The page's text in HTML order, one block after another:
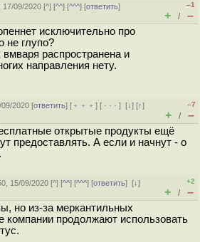
17/09/2020 [^] [^^] [^^^] [ответить]
–1
+ / –
исключительно про
не глупо?
вмваря распространена и
направления нету.
2020 [ответить] [ ﹢﹢﹢] [ · · ·][↓] [↑]
–7
+ / –
открытые продукты ещё
предоставлять. А если и начнут - о
15/09/2020 [^] [^^] [^^^] [ответить][↓]
+2
+ / –
но из-за меркантильных
компании продолжают использовать